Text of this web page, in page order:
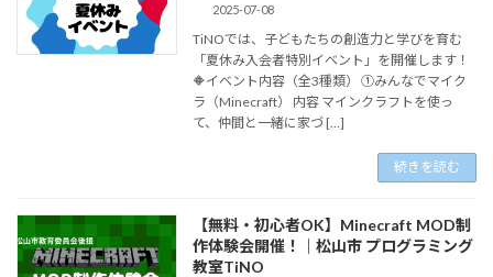
2025-07-08
TiNOでは、子どもたちの創造力と学びを育む
「夏休み入会者特別イベント」を開催します！
🔶イベント内容（全3種類） ①みんなでマイク
ラ（Minecraft） 内容 マインクラフトを使っ
て、仲間と一緒に家づ […]
続きを読む
【無料・初心者OK】Minecraft MOD制
作体験会開催！｜松山市 プログラミング
教室TiNO